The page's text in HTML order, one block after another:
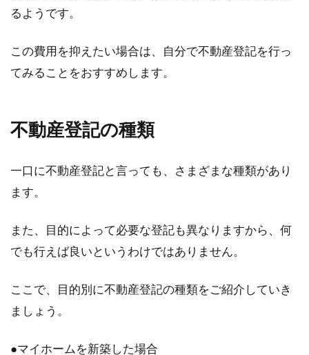
記載はあったほうが良い？
多くあります。近年では住民票取得時に個人番
シェアハウスは本当に安い？東京の
ことで知...
るようです。
この費用を抑えたい場合は、自分で不動産登記を行っ
てみることをおすすめします。
不動産登記の種類
一口に不動産登記と言っても、さまざまな種類があり
ます。
また、目的によって必要な登記も異なりますから、何
でも行えば良いというわけではありません。
ここで、目的別に不動産登記の種類をご紹介していき
ましょう。
●マイホームを新築した場合